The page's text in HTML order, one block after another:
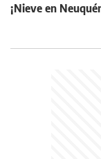
¡Nieve en